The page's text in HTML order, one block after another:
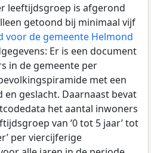
leeftijdsgroep is afgerond
getoond bij minimaal vijf
voor de gemeente Helmond
Er is een document
in de gemeente per
met een
geslacht. Daarnaast bevat
het aantal inwoners
van ‘0 tot 5 jaar’ tot
per viercijferige